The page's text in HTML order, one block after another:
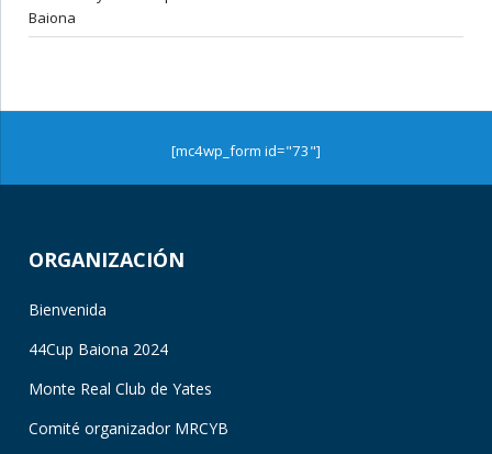
Baiona
[mc4wp_form id="73"]
ORGANIZACIÓN
Bienvenida
44Cup Baiona 2024
Monte Real Club de Yates
Comité organizador MRCYB